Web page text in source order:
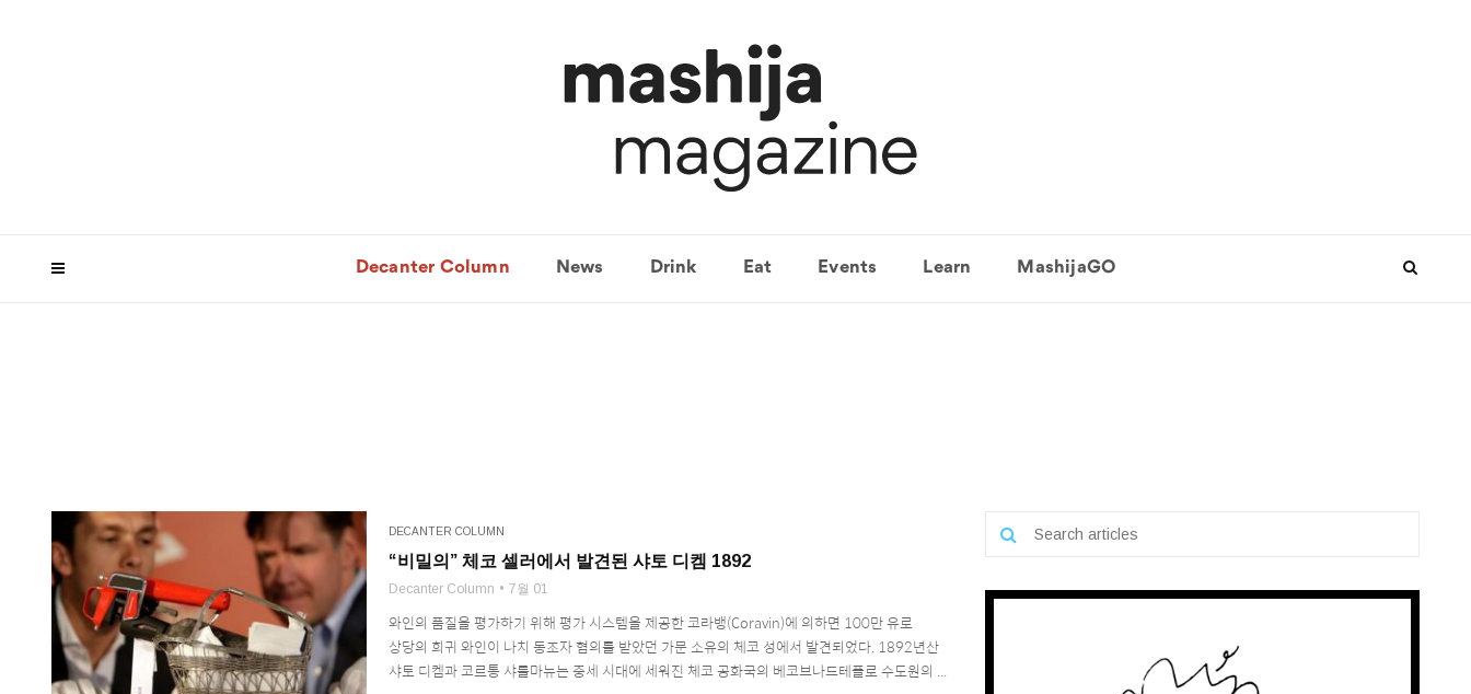
Decanter Column News Drink Eat Events Learn MashijaGO
DECANTER COLUMN
“비밀의” 체코 셀러에서 발견된 샤토 디켐 1892
Decanter Column 7월 01
와인의 품질을 평가하기 위해 평가 시스템을 제공한 코라뱅(Coravin)에 의하면 100만 유로
상당의 희귀 와인이 나치 동조자 혐의를 받았던 가문 소유의 체코 성에서 발견되었다. 1892년산
샤토 디켐과 코르통 샤를마뉴는 중세 시대에 세워진 체코 공화국의 베코브나드테플로 수도원의 ...